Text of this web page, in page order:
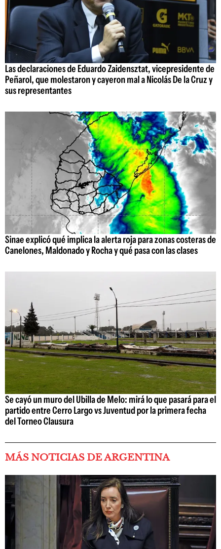
Las declaraciones de Eduardo Zaidensztat, vicepresidente de
Peñarol, que molestaron y cayeron mal a Nicolás De la Cruz y
sus representantes
Sinae explicó qué implica la alerta roja para zonas costeras de
Canelones, Maldonado y Rocha y qué pasa con las clases
Se cayó un muro del Ubilla de Melo: mirá lo que pasará para el
partido entre Cerro Largo vs Juventud por la primera fecha
del Torneo Clausura
MÁS NOTICIAS DE ARGENTINA